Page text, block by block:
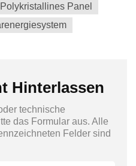
Polykristallines Panel
Hinterlassen
technische
das Formular aus. Alle
Felder sind